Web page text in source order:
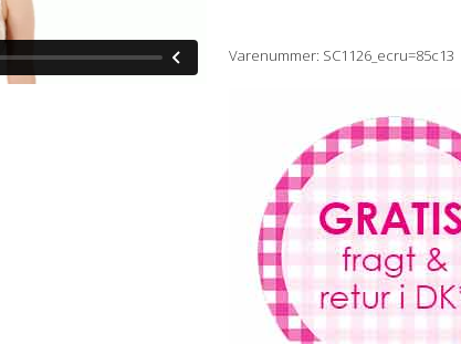
Varenummer: SC1126_ecru=85c13